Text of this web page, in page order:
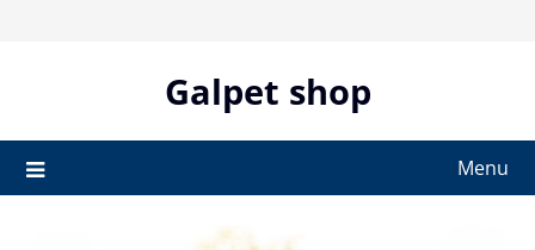
Galpet shop
Menu